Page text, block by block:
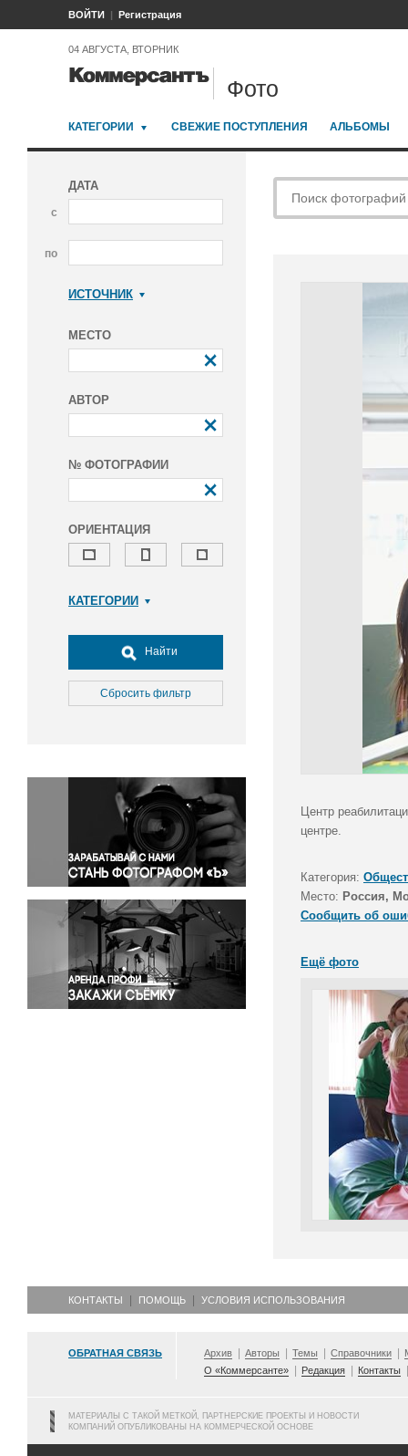
ВОЙТИ Регистрация
04 АВГУСТА, ВТОРНИК
Фото
КАТЕГОРИИ СВЕЖИЕ ПОСТУПЛЕНИЯ АЛЬБОМЫ
ДАТА
с
по
ИСТОЧНИК
МЕСТО
АВТОР
№ ФОТОГРАФИИ
ОРИЕНТАЦИЯ
КАТЕГОРИИ
Досуг, туризм и отдых
Культура
Медицина
Окружающая среда
Политика
Правосудие
Происшествия и конфликты
Религия
Светская жизнь
Спорт
Экология
Экономика и бизнес
Найти
Сбросить фильтр
Центр
центре.
Категория:
Место: Россия,
Сообщить об
Ещё фото
КОНТАКТЫ ПОМОЩЬ УСЛОВИЯ ИСПОЛЬЗОВАНИЯ
ОБРАТНАЯ СВЯЗЬ Архив Авторы Темы Справочники
О «Коммерсанте»
Редакция Контакты
МАТЕРИАЛЫ С ТАКОЙ МЕТКОЙ, ПАРТНЕРСКИЕ ПРОЕКТЫ И НОВОСТИ
КОМПАНИЙ ОПУБЛИКОВАНЫ НА КОММЕРЧЕСКОЙ ОСНОВЕ